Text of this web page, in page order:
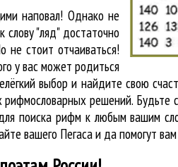
наповал! Однако не
"ляд" достаточно
не стоит отчаиваться!
у вас может родиться
выбор и найдите свою
решений.
поиска рифмк любым вашим
вашего Пегаса и да помогут